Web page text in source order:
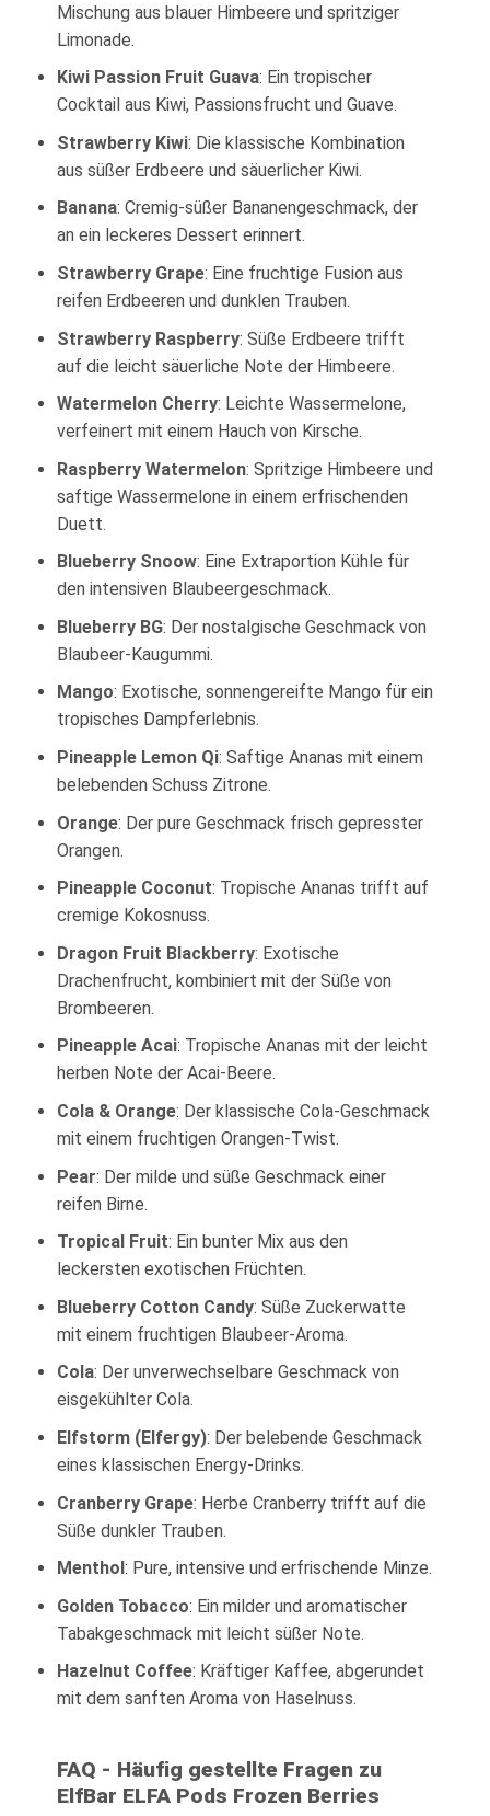
Mischung aus blauer Himbeere und spritziger
Limonade.
Kiwi Passion Fruit Guava: Ein tropischer
Cocktail aus Kiwi, Passionsfrucht und Guave.
Strawberry Kiwi: Die klassische Kombination
aus süßer Erdbeere und säuerlicher Kiwi.
Banana: Cremig-süßer Bananengeschmack, der
an ein leckeres Dessert erinnert.
Strawberry Grape: Eine fruchtige Fusion aus
reifen Erdbeeren und dunklen Trauben.
Strawberry Raspberry: Süße Erdbeere trifft
auf die leicht säuerliche Note der Himbeere.
Watermelon Cherry: Leichte Wassermelone,
verfeinert mit einem Hauch von Kirsche.
Raspberry Watermelon: Spritzige Himbeere und
saftige Wassermelone in einem erfrischenden
Duett.
Blueberry Snoow: Eine Extraportion Kühle für
den intensiven Blaubeergeschmack.
Blueberry BG: Der nostalgische Geschmack von
Blaubeer-Kaugummi.
Mango: Exotische, sonnengereifte Mango für ein
tropisches Dampferlebnis.
Pineapple Lemon Qi: Saftige Ananas mit einem
belebenden Schuss Zitrone.
Orange: Der pure Geschmack frisch gepresster
Orangen.
Pineapple Coconut: Tropische Ananas trifft auf
cremige Kokosnuss.
Dragon Fruit Blackberry: Exotische
Drachenfrucht, kombiniert mit der Süße von
Brombeeren.
Pineapple Acai: Tropische Ananas mit der leicht
herben Note der Acai-Beere.
Cola & Orange: Der klassische Cola-Geschmack
mit einem fruchtigen Orangen-Twist.
Pear: Der milde und süße Geschmack einer
reifen Birne.
Tropical Fruit: Ein bunter Mix aus den
leckersten exotischen Früchten.
Blueberry Cotton Candy: Süße Zuckerwatte
mit einem fruchtigen Blaubeer-Aroma.
Cola: Der unverwechselbare Geschmack von
eisgekühlter Cola.
Elfstorm (Elfergy): Der belebende Geschmack
eines klassischen Energy-Drinks.
Cranberry Grape: Herbe Cranberry trifft auf die
Süße dunkler Trauben.
Menthol : Pure, intensive und erfrischende Minze.
Golden Tobacco: Ein milder und aromatischer
Tabakgeschmack mit leicht süßer Note.
Hazelnut Coffee: Kräftiger Kaffee, abgerundet
mit dem sanften Aroma von Haselnuss.
FAQ - Häufig gestellte Fragen zu
ElfBar ELFA Pods Frozen Berries